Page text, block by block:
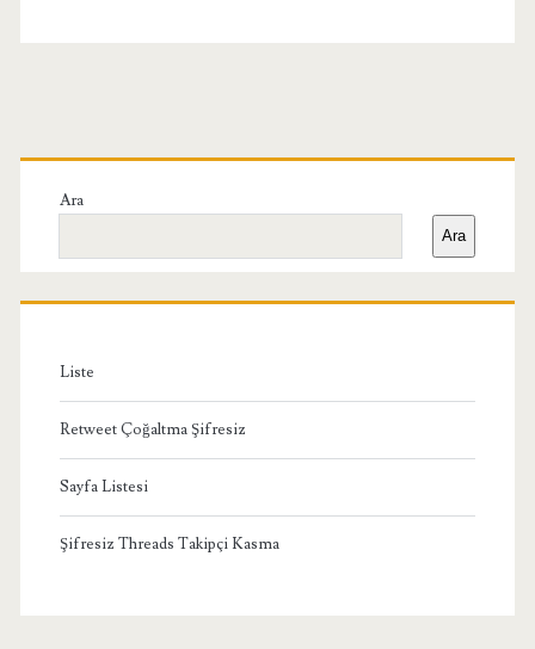
Birincil
Yan
Menü
Ara
Ara
Liste
Retweet Çoğaltma Şifresiz
Sayfa Listesi
Şifresiz Threads Takipçi Kasma